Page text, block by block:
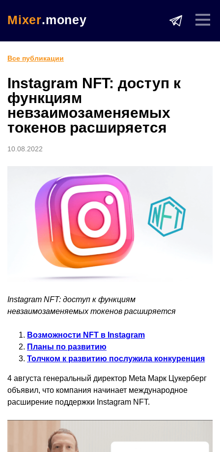
Mixer.money
Все публикации
Instagram NFT: доступ к
функциям
невзаимозаменяемых
токенов расширяется
10.08.2022
Instagram NFT: доступ к функциям
невзаимозаменяемых токенов расширяется
Возможности NFT в Instagram
Планы по развитию
Толчком к развитию послужила конкуренция
4 августа генеральный директор Meta Марк Цукерберг
объявил, что компания начинает международное
расширение поддержки Instagram NFT.